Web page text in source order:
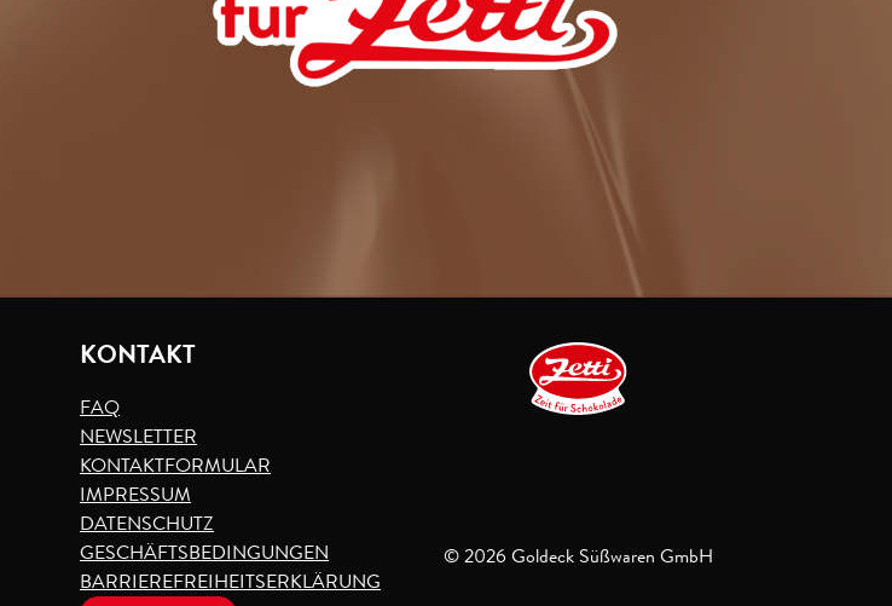
KONTAKT
FAQ
NEWSLETTER
KONTAKTFORMULAR
IMPRESSUM
DATENSCHUTZ
GESCHÄFTSBEDINGUNGEN
BARRIEREFREIHEITSERKLÄRUNG
© 2026 Goldeck Süßwaren GmbH